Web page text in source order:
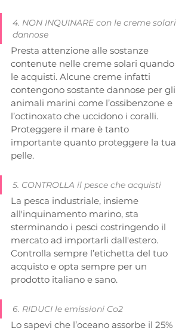
4. NON INQUINARE con le creme solari
dannose
Presta attenzione alle sostanze
contenute nelle creme solari quando
le acquisti. Alcune creme infatti
contengono sostante dannose per gli
animali marini come l’ossibenzone e
l’octinoxato che uccidono i coralli.
Proteggere il mare è tanto
importante quanto proteggere la tua
pelle.
5. CONTROLLA il pesce che acquisti
La pesca industriale, insieme
all'inquinamento marino, sta
sterminando i pesci costringendo il
mercato ad importarli dall'estero.
Controlla sempre l’etichetta del tuo
acquisto e opta sempre per un
prodotto italiano e sano.
6. RIDUCI le emissioni Co2
Lo sapevi che l’oceano assorbe il 25%